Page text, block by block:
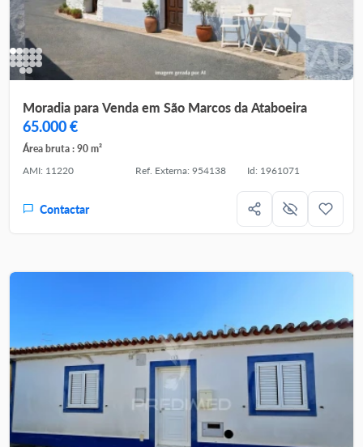
Moradia para Venda em São Marcos da Ataboeira
65.000 €
Área bruta : 90 m²
AMI: 11220
Ref. Externa: 954138 Id: 1961071
Contactar